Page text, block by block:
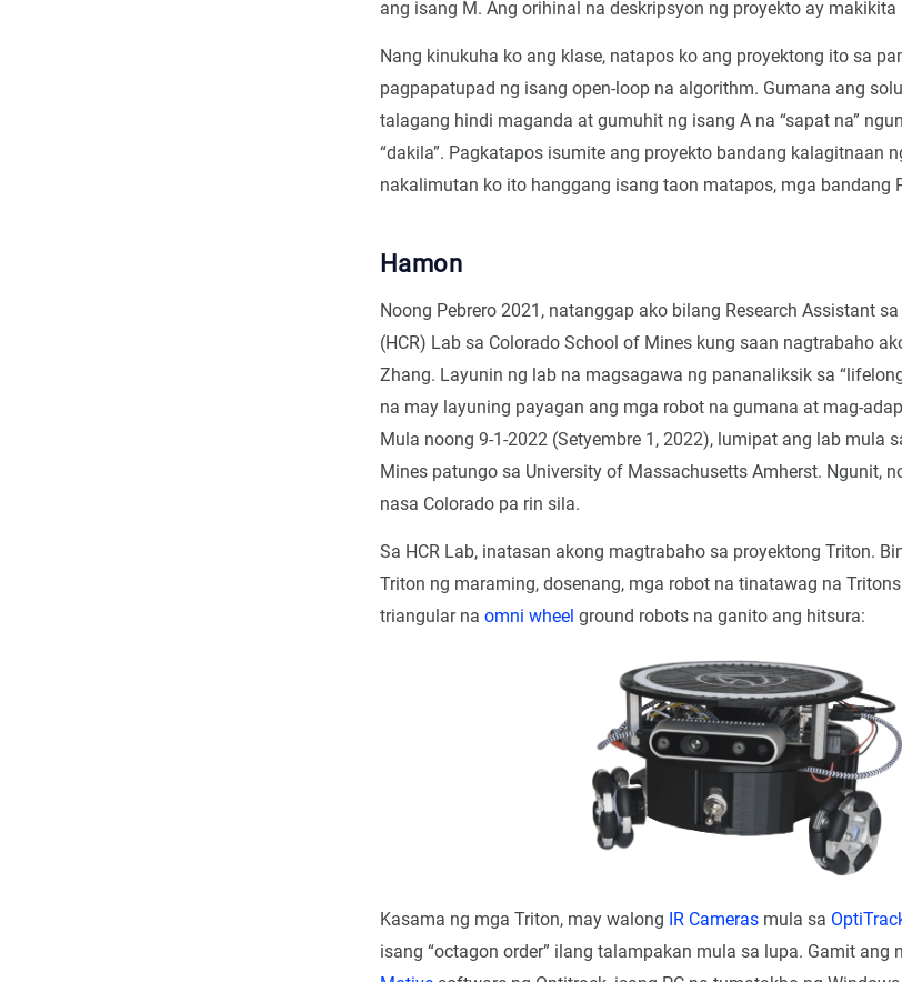
ang isang M. Ang orihinal na deskripsyon ng proyekto ay makikita
Nang kinukuha ko ang klase, natapos ko ang proyektong ito sa
pagpapatupad ng isang open-loop na algorithm. Gumana ang
talagang hindi maganda at gumuhit ng isang A na “sapat na”
“dakila”. Pagkatapos isumite ang proyekto bandang kalagitnaan
nakalimutan ko ito hanggang isang taon matapos, mga bandang
Hamon
Noong Pebrero 2021, natanggap ako bilang Research Assistant
(HCR) Lab sa Colorado School of Mines kung saan nagtrabaho
Zhang. Layunin ng lab na magsagawa ng pananaliksik sa
na may layuning payagan ang mga robot na gumana at mag-
Mula noong 9-1-2022 (Setyembre 1, 2022), lumipat ang lab mula
Mines patungo sa University of Massachusetts Amherst. Ngunit,
nasa Colorado pa rin sila.
Sa HCR Lab, inatasan akong magtrabaho sa proyektong Triton.
Triton ng maraming, dosenang, mga robot na tinatawag na
triangular na omni wheel ground robots na ganito ang hitsura:
Kasama ng mga Triton, may walong IR Cameras mula sa
isang “octagon order” ilang talampakan mula sa lupa. Gamit ang